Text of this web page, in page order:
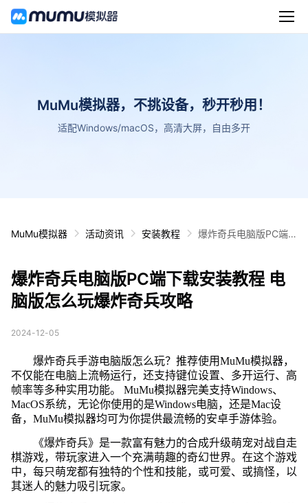
MuMu模拟器，不挑设备，秒开秒用！
适配Windows/macOS，高清大屏，自由多开
MuMu模拟器 活动资讯 安装教程
爆炸奇兵电脑版PC端
爆炸奇兵电脑版PC端下载安装教程 电
脑版怎么玩爆炸奇兵攻略
2024-12-05
爆炸奇兵手游电脑版怎么玩？推荐使用MuMu模拟器，
不仅能在电脑上流畅运行，还支持键位设置、多开运行、高
帧率等多种实用功能。 MuMu模拟器完美支持Windows、
MacOS系统，无论你使用的是Windows电脑，还是Mac设
备，MuMu模拟器均可为你提供最流畅的安卓手游体验。
《爆炸奇兵》是一款富有魅力的合成升级萌宠对战自走
棋游戏，带玩家进入一个充满萌趣的奇幻世界。在这个游戏
中，每只萌宠都有独特的个性和技能，或可爱、或搞怪，以
其迷人的魅力吸引玩家。